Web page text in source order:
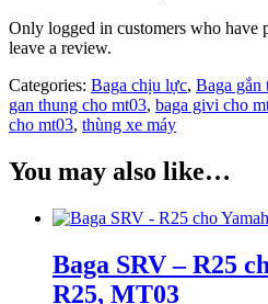
Only logged in customers who have
leave a review.
Categories: Baga chịu lực, Baga gắn
gan thung cho mt03, baga givi cho
cho mt03, thùng xe máy
You may also like…
Baga SRV – R25
R25, MT03